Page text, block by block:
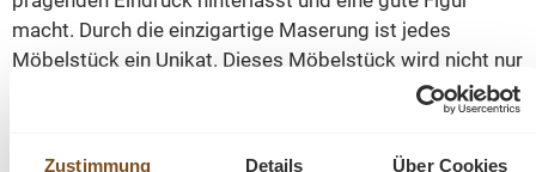
Zustimmung Details Über Cookies
macht. Durch die einzigartige Maserung ist jedes
Möbelstück ein Unikat. Dieses Möbelstück wird nicht nur
Ihr Eigenheim in neuem Glanz erstrahlen lassen, sondern
Sie durch seine Langlebigkeit auf Dauer erfreuen. Das
Set besteht aus einem Tisch und 2 Barhockern.